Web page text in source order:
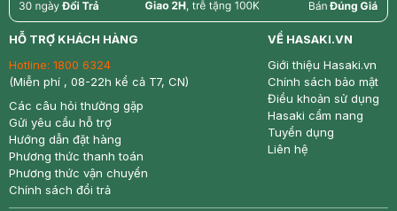
return nowfree price
HỖ TRỢ KHÁCH HÀNG
Hotline: 1800 6324
(Miễn phí , 08-22h kể cả T7, CN)
Các câu hỏi thường gặp
Gửi yêu cầu hỗ trợ
Hướng dẫn đặt hàng
Phương thức thanh toán
Phương thức vận chuyển
Chính sách đổi trả
VỀ HASAKI.VN
Giới thiệu Hasaki.vn
Chính sách bảo mật
Điều khoản sử dụng
Hasaki cẩm nang
Tuyển dụng
Liên hệ